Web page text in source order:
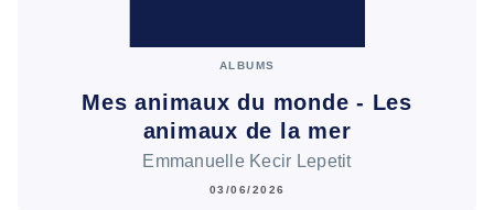
ALBUMS
Mes animaux du monde - Les
animaux de la mer
Emmanuelle Kecir Lepetit
03/06/2026